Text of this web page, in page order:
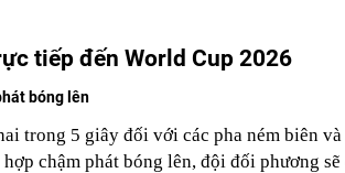
tiếp đến World Cup 2026
bóng lên
trong 5 giây đối với các pha ném biên
chậm phát bóng lên, đội đối phương